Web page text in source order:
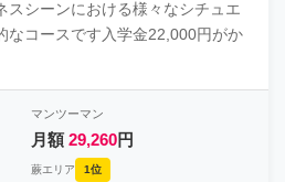
スシーンにおける様々なシチュエ
なコースです入学金22,000円がか
マンツーマン
月額29,260円
蕨エリア 1位